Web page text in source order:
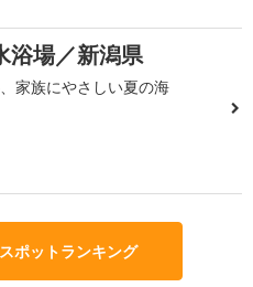
浴場／新潟県
家族にやさしい夏の海
ポットランキング